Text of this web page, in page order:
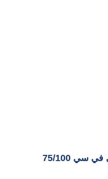
مقارنة بين أفضل أنواع بي في سي 75/100